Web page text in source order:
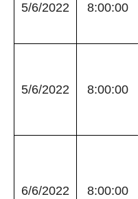
5/6/2022 8:00:00
5/6/2022 8:00:00
6/6/2022 8:00:00